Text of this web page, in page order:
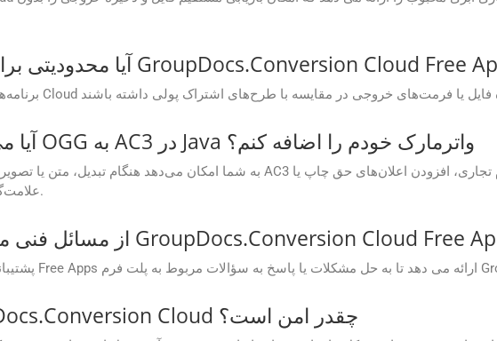
آیا می‌توانم هنگام تبدیل فایل OGG به AC3 در Java واترمارک خودم را اضافه کنم؟
علامت‌گذاری اسناد به عنوان محرمانه است.
فرآیند تبدیل در GroupDocs.Conversion Cloud چقدر امن است؟